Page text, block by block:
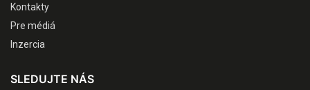
Kontakty
Pre médiá
Inzercia
SLEDUJTE NÁS